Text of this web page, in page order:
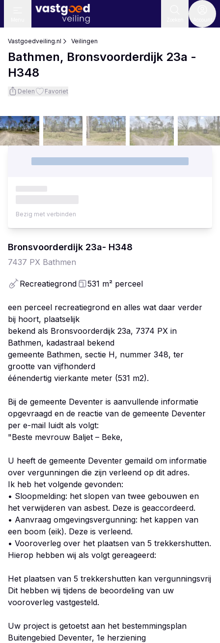
Vastgoedveiling.nl Veilingen
Bathmen, Bronsvoorderdijk 23a -
H348
Delen Favoriet
Bronsvoorderdijk 23a- H348
7437 PX Bathmen
Recreatiegrond 531 m² perceel
een perceel recreatiegrond en alles wat daar verder
bij hoort, plaatselijk
bekend als Bronsvoorderdijk 23a, 7374 PX in
Bathmen, kadastraal bekend
gemeente Bathmen, sectie H, nummer 348, ter
grootte van vijfhonderd
éénendertig vierkante meter (531 m2).
Bij de gemeente Deventer is aanvullende informatie
opgevraagd en de reactie van de gemeente Deventer
per e-mail luidt als volgt:
"Beste mevrouw Baljet – Beke,
U heeft de gemeente Deventer gemaild om informatie
over vergunningen die zijn verleend op dit adres.
Ik heb het volgende gevonden:
• Sloopmelding: het slopen van twee gebouwen en
het verwijderen van asbest. Deze is geaccordeerd.
• Aanvraag omgevingsvergunning: het kappen van
een boom (eik). Deze is verleend.
• Vooroverleg over het plaatsen van 5 trekkershutten.
Hierop hebben wij als volgt gereageerd:
Het plaatsen van 5 trekkershutten kan vergunningsvrij
Dit hebben wij tijdens de beoordeling van uw
vooroverleg vastgesteld.
Uw project is getoetst aan het bestemmingsplan
Buitengebied Deventer, 1e herziening
Bezig met verbinden